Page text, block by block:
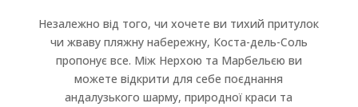
Незалежно від того, чи хочете ви тихий притулок
чи жваву пляжну набережну, Коста-дель-Соль
пропонує все. Між Нерхою та Марбельєю ви
можете відкрити для себе поєднання
андалузького шарму, природної краси та